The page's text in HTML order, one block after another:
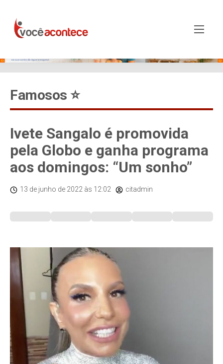
Famosos ⭐️
Ivete Sangalo é promovida
pela Globo e ganha programa
aos domingos: “Um sonho”
13 de junho de 2022 às 12:02 citadmin